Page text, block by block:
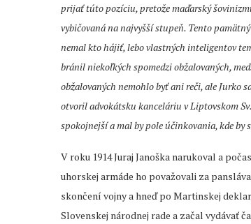
prijať túto pozíciu, pretože maďarský
vybičovaná na najvyšší stupeň. Tento
nemal kto hájiť, lebo vlastných inteligentov
bránil niekoľkých spomedzi obžalovaných,
obžalovaných nemohlo byť ani reči, ale Jurko
otvoril advokátsku kanceláriu v Liptovskom
spokojnejší a mal by pole účinkovania, kde
V roku 1914 Juraj Janoška narukoval a
uhorskej armáde ho považovali za
skončení vojny a hneď po Martinskej
Slovenskej národnej rade a začal vydávať